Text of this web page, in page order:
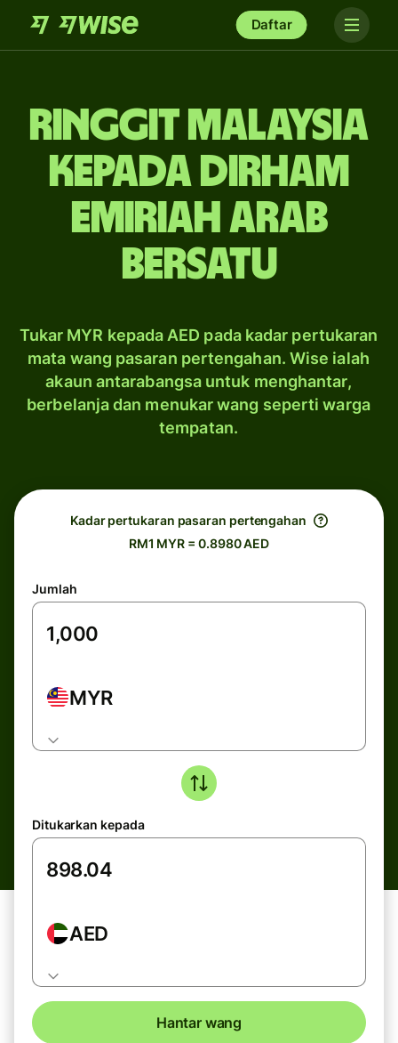
Daftar
ringgit Malaysia
kepada dirham
Emiriah Arab
Bersatu
Tukar MYR kepada AED pada kadar pertukaran
mata wang pasaran pertengahan. Wise ialah
akaun antarabangsa untuk menghantar,
berbelanja dan menukar wang seperti warga
tempatan.
Kadar pertukaran pasaran pertengahan
RM1 MYR = 0.8980 AED
Jumlah
MYR
Ditukarkan kepada
AED
Hantar wang